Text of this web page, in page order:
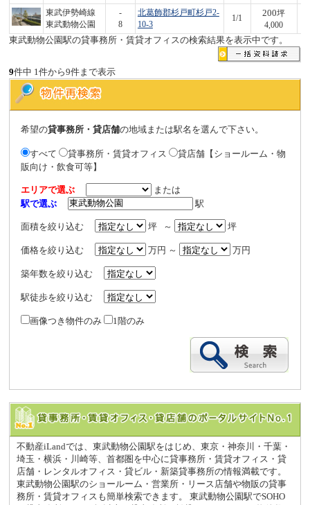
東武伊勢崎線
東武動物公園
-
8
北葛飾郡杉戸町杉戸2-
10-3
1/1
200坪
4,000
東武動物公園駅の貸事務所・賃貸オフィスの検索結果を表示中です。
9件中 1件から9件まで表示
希望の貸事務所・貸店舗の地域または駅名を選んで下さい。
すべて 貸事務所・賃貸オフィス
貸店舗【ショールーム・物
販向け・飲食可等】
エリアで選ぶ
または
駅で選ぶ
駅
面積を絞り込む 坪 ～ 坪
価格を絞り込む 万円 ～ 万円
築年数を絞り込む
駅徒歩を絞り込む
画像つき物件のみ 1階のみ
不動産iLandでは、東武動物公園駅をはじめ、東京・神奈川・千葉・
埼玉・横浜・川崎等、首都圏を中心に貸事務所・賃貸オフィス・貸
店舗・レンタルオフィス・貸ビル・新築貸事務所の情報満載です。
東武動物公園駅のショールーム・営業所・リース店舗や物販の貸事
務所・賃貸オフィスも簡単検索できます。 東武動物公園駅でSOHO